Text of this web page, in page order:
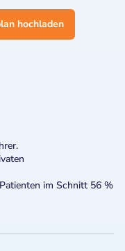
hochladen
im Schnitt 56 %